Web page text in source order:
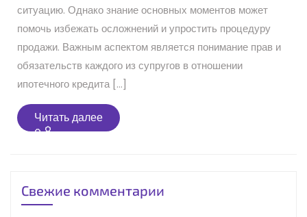
ситуацию. Однако знание основных моментов может
помочь избежать осложнений и упростить процедуру
продажи. Важным аспектом является понимание прав и
обязательств каждого из супругов в отношении
ипотечного кредита […]
Читать далееЧитать
далее
Свежие комментарии